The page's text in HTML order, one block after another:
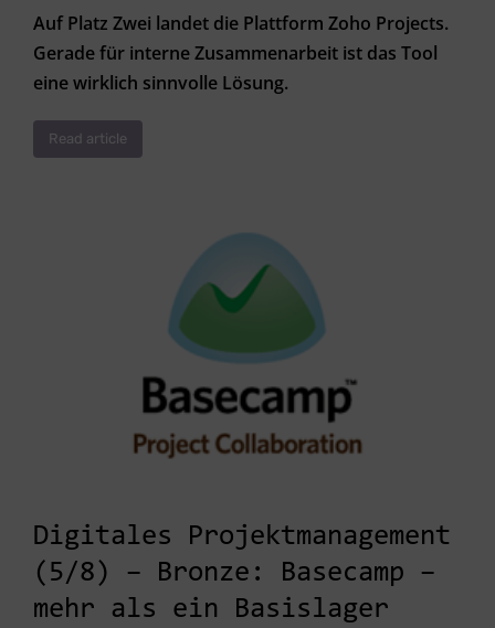
Auf Platz Zwei landet die Plattform Zoho Projects.
Gerade für interne Zusammenarbeit ist das Tool
eine wirklich sinnvolle Lösung.
Read article
Digitales Projektmanagement
(5/8) – Bronze: Basecamp –
mehr als ein Basislager